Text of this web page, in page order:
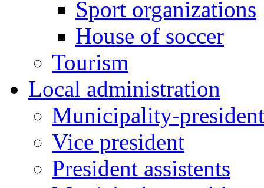
Sport organizations
House of soccer
Tourism
Local administration
Municipality-president
Vice president
President assistents